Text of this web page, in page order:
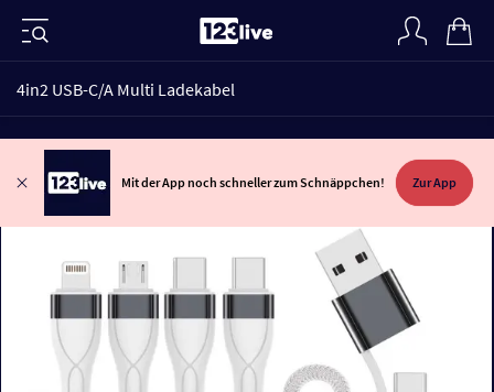
4in2 USB-C/A Multi Ladekabel
Mit der App noch schneller zum Schnäppchen! Zur App